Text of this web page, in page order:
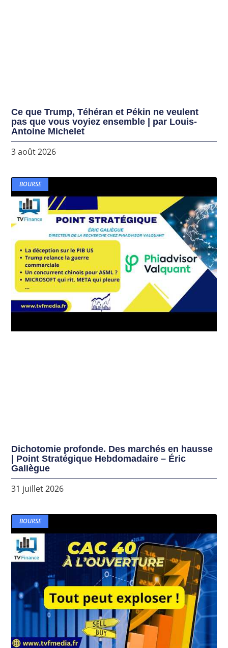
Ce que Trump, Téhéran et Pékin ne veulent
pas que vous voyiez ensemble | par Louis-
Antoine Michelet
3 août 2026
BOURSE
Dichotomie profonde. Des marchés en hausse
| Point Stratégique Hebdomadaire – Éric
Galiègue
31 juillet 2026
BOURSE